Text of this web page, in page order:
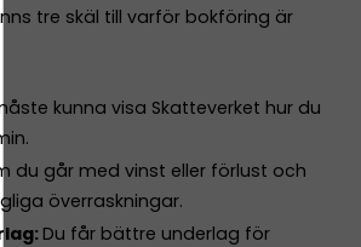
tre skäl till varför bokföring är
kunna visa Skatteverket hur du
du går med vinst eller förlust och
överraskningar.
Du får bättre underlag för